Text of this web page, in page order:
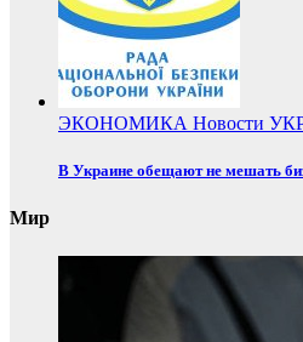
ЭКОНОМИКА Новости
В Украине обещают не мешать
Мир